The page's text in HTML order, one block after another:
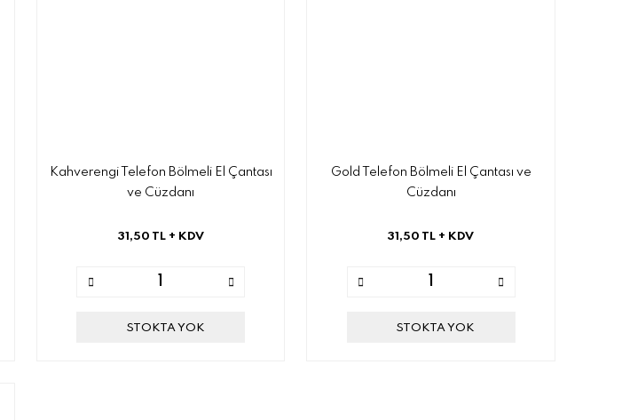
Kahverengi Telefon Bölmeli El Çantası
ve Cüzdanı
31,50 TL + KDV
STOKTA YOK
Gold Telefon Bölmeli El Çantası ve
Cüzdanı
31,50 TL + KDV
STOKTA YOK